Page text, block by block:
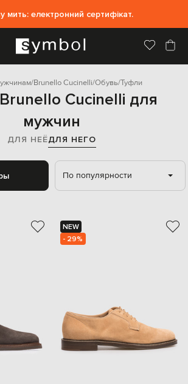
мить: електронний сертифікат.
Brunello Cucinelli Обувь Туфли
Cucinelli для
мужчин
ДЛЯ НЕЁДЛЯ НЕГО
По популярности
NEW
- 29%